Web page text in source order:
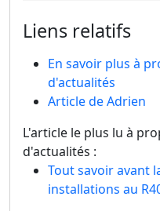
Liens relatifs
En savoir plus à
d'actualités
Article de Adrien
L'article le plus lu à
d'actualités :
Tout savoir avant
installations au